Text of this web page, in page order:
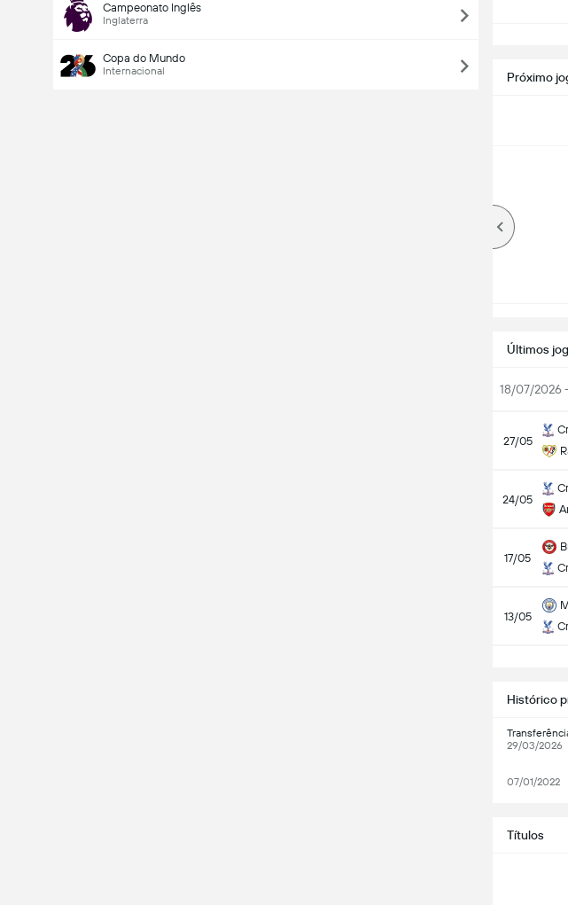
Campeonato Inglês
Inglaterra
Copa do Mundo
Internacional Próximo
Últimos
18/07/2026
27/05
24/05
17/05
13/05
Histórico
29/03/2026
07/01/2022
Títulos